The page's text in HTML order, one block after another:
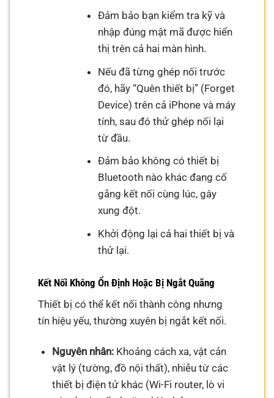
Đảm bảo bạn kiểm tra kỹ và
nhập đúng mật mã được hiển
thị trên cả hai màn hình.
Nếu đã từng ghép nối trước
đó, hãy “Quên thiết bị” (Forget
Device) trên cả iPhone và máy
tính, sau đó thử ghép nối lại
từ đầu.
Đảm bảo không có thiết bị
Bluetooth nào khác đang cố
gắng kết nối cùng lúc, gây
xung đột.
Khởi động lại cả hai thiết bị và
thử lại.
Kết Nối Không Ổn Định Hoặc Bị Ngắt Quãng
Thiết bị có thể kết nối thành công nhưng
tín hiệu yếu, thường xuyên bị ngắt kết nối.
Nguyên nhân:Khoảng cách xa, vật cản
vật lý (tường, đồ nội thất), nhiễu từ các
thiết bị điện tử khác (Wi-Fi router, lò vi